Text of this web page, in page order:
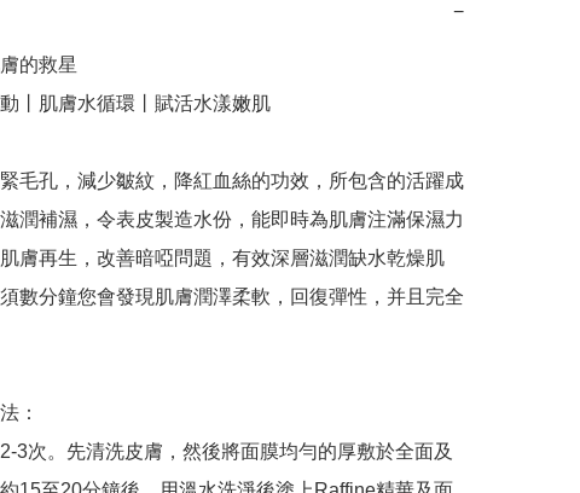
−
的救星
丨肌膚水循環丨賦活水漾嫩肌
毛孔，減少皺紋，降紅血絲的功效，所包含的活躍成
潤補濕，令表皮製造水份，能即時為肌膚注滿保濕力
膚再生，改善暗啞問題，有效深層滋潤缺水乾燥肌
數分鐘您會發現肌膚潤澤柔軟，回復彈性，并且完全
：
3次。先清洗皮膚，然後將面膜均勻的厚敷於全面及